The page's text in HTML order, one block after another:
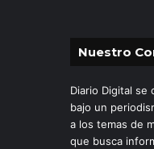
Nuestro
Diario Digital se
bajo un
a los temas de
que busca